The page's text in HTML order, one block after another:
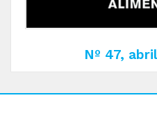
Nº 47,